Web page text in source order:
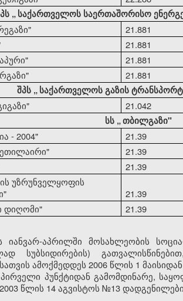
„ საქართველოს საერთაშორისო
21.881
21.881
21.881
21.881
შპს „საქართველოს გაზის
21.042
სს „თბილგაზი"
- 2004"
21.39
21.39
21.39
უზრუნველყოფის
21.39
დიღომი"
21.39
იანვარ-აპრილში მოსახლეობის
სუბსიდირების)
ამოქმედდეს 2006 წლის 1
პუნქტიდან გამომდინარე,
2003 წლის 14 აგვისტოს №13